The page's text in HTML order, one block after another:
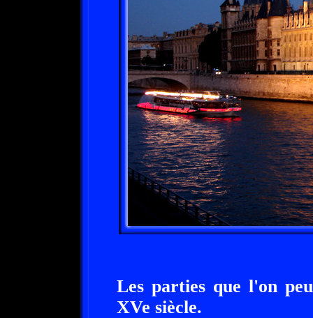
Les parties que l'on
XVe siècle.